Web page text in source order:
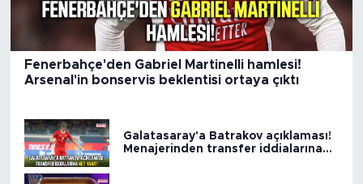
Fenerbahçe'den Gabriel Martinelli hamlesi!
Arsenal'in bonservis beklentisi ortaya çıktı
Galatasaray'a Batrakov açıklaması!
Menajerinden transfer iddialarına